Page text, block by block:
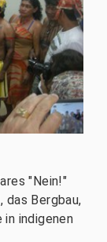
"Nein!"
Bergbau,
indigenen